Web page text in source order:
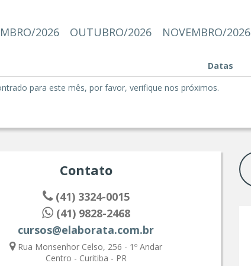
2026 OUTUBRO/2026 NOVEMBRO/2026
Datas
para este mês, por favor, verifique nos próximos.
Contato
(41) 3324-0015
(41) 9828-2468
cursos@elaborata.com.br
Rua Monsenhor Celso, 256 - 1º Andar
Centro - Curitiba - PR